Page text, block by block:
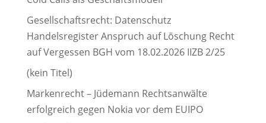
Gesellschaftsrecht: Datenschutz
Handelsregister Anspruch auf Löschung Recht
auf Vergessen BGH vom 18.02.2026 IIZB 2/25
(kein Titel)
Markenrecht – Jüdemann Rechtsanwälte
erfolgreich gegen Nokia vor dem EUIPO